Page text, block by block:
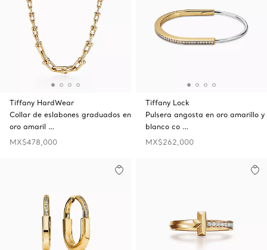
Tiffany HardWear
Collar de eslabones graduados en
oro amaril …
MX$478,000
Tiffany Lock
Pulsera angosta en oro amarillo y
blanco co …
MX$262,000